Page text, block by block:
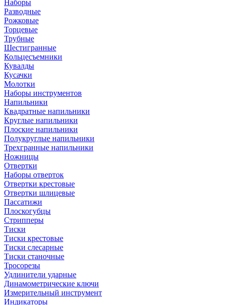
Наборы
Разводные
Рожковые
Торцевые
Трубные
Шестигранные
Кольцесъемники
Кувалды
Кусачки
Молотки
Наборы инструментов
Напильники
Квадратные напильники
Круглые напильники
Плоские напильники
Полукруглые напильники
Трехгранные напильники
Ножницы
Отвертки
Наборы отверток
Отвертки крестовые
Отвертки шлицевые
Пассатижи
Плоскогубцы
Стрипперы
Тиски
Тиски крестовые
Тиски слесарные
Тиски станочные
Тросорезы
Удлинители ударные
Динамометрические ключи
Измерительный инструмент
Индикаторы